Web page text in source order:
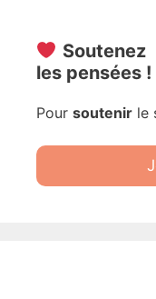
Soutenez
les pensées !
Pour soutenir le